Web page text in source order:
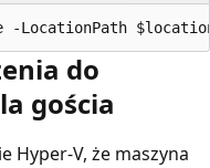
do
gościa
Hyper-V, że maszyna